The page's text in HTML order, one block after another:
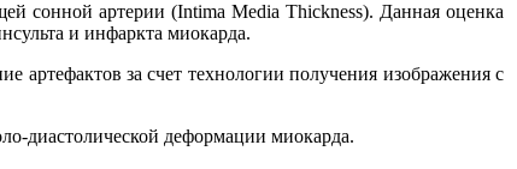
артерии (Intima Media Thickness). Данная оценка
и инфаркта миокарда.
за счет технологии получения изображения с
деформации миокарда.